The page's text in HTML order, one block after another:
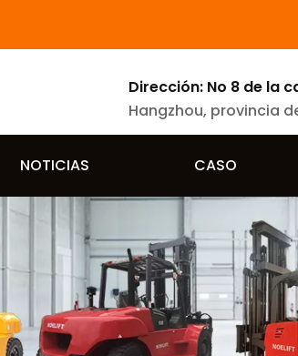
Dirección: No 8 de la
Hangzhou, provincia
NOTICIAS CASO